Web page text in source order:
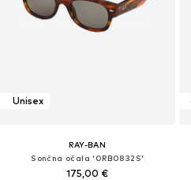
Unisex
RAY-BAN
Sončna očala '0RB0832S'
175,00 €